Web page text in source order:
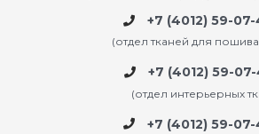
+7 (4012) 59-
(отдел тканей для
+7 (4012) 59-
(отдел интерьерных
+7 (4012) 59-